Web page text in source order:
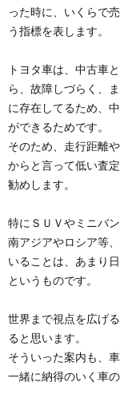
った時に、いくらで
う指標を表します。
トヨタ車は、中古車
ら、故障しづらく、
に存在してるため、
ができるためです。
そのため、走行距離
からと言って低い査
勧めします。
特にＳＵＶやミニバ
南アジアやロシア等
いることは、あまり
というものです。
世界まで視点を広げ
ると思います。
そういった案内も、
一緒に納得のいく車